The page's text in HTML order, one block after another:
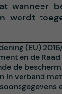
wanneer
wordt
(EU)
en de Raad
de
in verband